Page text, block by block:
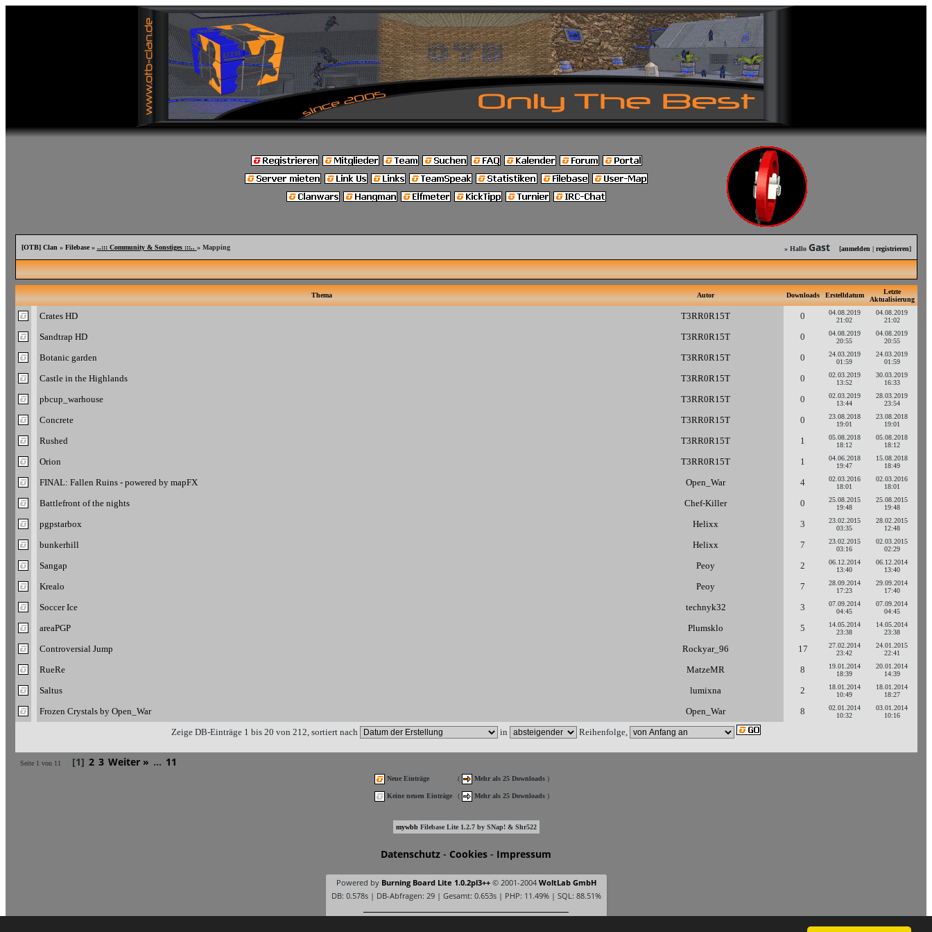
[OTB] Clan » Filebase» ..::: Community & Sonstiges :::.. » Mapping » Hallo Gast [anmelden | registrieren]
Thema Autor Downloads Erstelldatum
Letzte
Aktualisierung
Crates HD T3RR0R15T 0
04.08.2019
21:02
04.08.2019
21:02
Sandtrap HD T3RR0R15T 0
04.08.2019
20:55
04.08.2019
20:55
Botanic garden T3RR0R15T 0
24.03.2019
01:59
24.03.2019
01:59
Castle in the Highlands T3RR0R15T 0
02.03.2019
13:52
30.03.2019
16:33
pbcup_warhouse T3RR0R15T 0
02.03.2019
13:44
28.03.2019
23:54
Concrete T3RR0R15T 0
23.08.2018
19:01
23.08.2018
19:01
Rushed T3RR0R15T 1
05.08.2018
18:12
05.08.2018
18:12
Orion T3RR0R15T 1
04.06.2018
19:47
15.08.2018
18:49
FINAL: Fallen Ruins - powered by mapFX Open_War 4
02.03.2016
18:01
02.03.2016
18:01
Battlefront of the nights Chef-Killer 0
25.08.2015
19:48
25.08.2015
19:48
pgpstarbox Helixx 3
23.02.2015
03:35
28.02.2015
12:48
bunkerhill Helixx 7
23.02.2015
03:16
02.03.2015
02:29
Sangap Peoy 2
06.12.2014
13:40
06.12.2014
13:40
Krealo Peoy 7
28.09.2014
17:23
29.09.2014
17:40
Soccer Ice technyk32 3
07.09.2014
04:45
07.09.2014
04:45
areaPGP Plumsklo 5
14.05.2014
23:38
14.05.2014
23:38
Controversial Jump Rockyar_96 17
27.02.2014
23:42
24.01.2015
22:41
RueRe MatzeMR 8
19.01.2014
18:39
20.01.2014
14:39
Saltus lumixna 2
18.01.2014
10:49
18.01.2014
18:27
Frozen Crystals by Open_War Open_War 8
02.01.2014
10:32
03.01.2014
10:16
Zeige DB-Einträge 1 bis 20 von 212, sortiert nach in Reihenfolge,
Seite 1 von 11 [1] 2 3 Weiter » ... 11
Neue Einträge ( Mehr als 25 Downloads)
Keine neuen Einträge ( Mehr als 25 Downloads)
mywbbFilebase Lite 1.2.7 by SNap! & Shr522
Datenschutz - Cookies - Impressum
Powered by Burning Board Lite 1.0.2pl3++© 2001-2004 WoltLab GmbH
DB: 0.578s | DB-Abfragen: 29 | Gesamt: 0.653s | PHP: 11.49% | SQL: 88.51%